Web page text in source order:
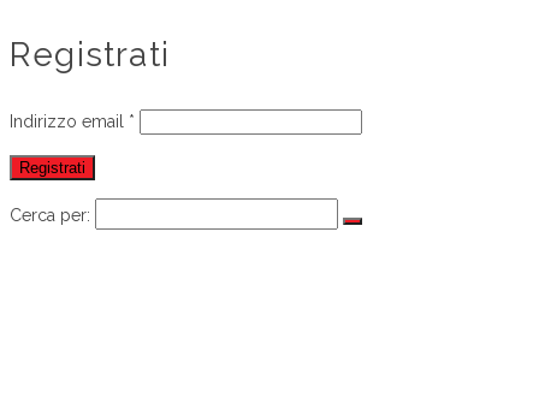
Registrati
Indirizzo email *
Registrati
Cerca per: